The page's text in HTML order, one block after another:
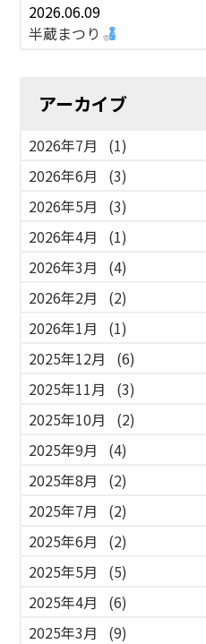
2026.06.09
半蔵まつり
アーカイブ
2026年7月
(1)
2026年6月
(3)
2026年5月
(3)
2026年4月
(1)
2026年3月
(4)
2026年2月
(2)
2026年1月
(1)
2025年12月
(6)
2025年11月
(3)
2025年10月
(2)
2025年9月
(4)
2025年8月
(2)
2025年7月
(2)
2025年6月
(2)
2025年5月
(5)
2025年4月
(6)
2025年3月
(9)